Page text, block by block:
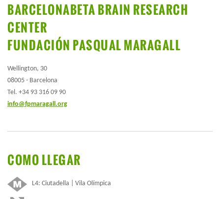
BARCELONABETA BRAIN RESEARCH
CENTER
FUNDACIÓN PASQUAL MARAGALL
Wellington, 30
08005 - Barcelona
Tel. +34 93 316 09 90
info@fpmaragall.org
COMO LLEGAR
L4: Ciutadella | Vila Olímpica